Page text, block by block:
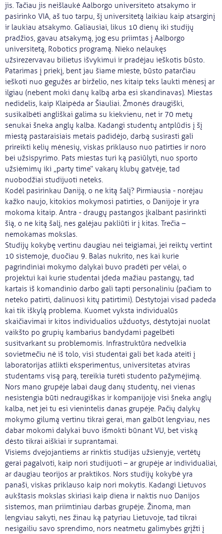
jis. Tačiau jis neišlaukė Aalborgo universiteto atsakymo ir
pasirinko VIA, aš tuo tarpu, šį universitetą laikiau kaip atsarginį
ir laukiau atsakymo. Galiausiai, likus 10 dienų iki studijų
pradžios, gavau atsakymą, jog esu priimtas į Aalborgo
universitetą, Robotics programą. Nieko nelaukęs
užsirezervavau bilietus išvykimui ir pradėjau ieškotis būsto.
Patarimas į priekį, bent jau šiame mieste, būsto patarčiau
ieškoti nuo gegužės ar birželio, nes kitaip teks laukti mėnesį ar
ilgiau (nebent moki danų kalbą arba esi skandinavas). Miestas
nedidelis, kaip Klaipėda ar Šiauliai. Žmonės draugiški,
susikalbėti angliškai galima su kiekvienu, net ir 70 metų
senukai šneka anglų kalba. Kadangi studentų antplūdis į šį
miestą pastaraisiais metais padidėjo, darbą susirasti gali
prireikti kelių mėnesių, viskas priklauso nuo patirties ir noro
bei užsispyrimo. Pats miestas turi ką pasiūlyti, nuo sporto
užsiėmimų iki „party time“ vakarų klubų gatvėje, tad
nuobodžiai studijuoti neteks.
Kodėl pasirinkau Daniją, o ne kitą šalį? Pirmiausia - norėjau
kažko naujo, kitokios mokymosi patirties, o Danijoje ir yra
mokoma kitaip. Antra - draugų pastangos įkalbant pasirinkti
šią, o ne kitą šalį, nes galėjau pakliūti ir į kitas. Trečia –
nemokamas mokslas.
Studijų kokybę vertinu daugiau nei teigiamai, jei reiktų vertint
10 sistemoje, duočiau 9. Balas nukrito, nes kai kurie
pagrindiniai mokymo dalykai buvo pradėti per vėlai, o
projektui kai kurie studentai įdeda mažiau pastangų, tad
kartais iš komandinio darbo gali tapti personaliniu (pačiam to
neteko patirti, dalinuosi kitų patirtimi). Dėstytojai visad padeda
kai tik iškylą problema. Kuomet vyksta individualūs
skaičiavimai ir kitos individualios užduotys, dėstytojai nuolat
vaikšto po grupių kambarius bandydami pagelbėti
susitvarkant su problemomis. Infrastruktūra nedvelkia
sovietmečiu nė iš tolo, visi studentai gali bet kada ateiti į
laboratorijas atlikti eksperimentus, universitetas atviras
studentams visą parą, tereikia turėti studento pažymėjimą.
Nors mano grupėje labai daug danų studentų, nei vienas
nesistengia būti nedraugiškas ir kompanijoje visi šneka anglų
kalba, net jei tu esi vienintelis danas grupėje. Pačių dalykų
mokymo gilumą vertinu tikrai gerai, man galbūt lengviau, nes
dabar mokomi dalykai buvo išmokti būnant VU, bet viską
dėsto tikrai aiškiai ir suprantamai.
Visiems dvejojantiems ar rinktis studijas užsienyje, vertėtų
gerai pagalvoti, kaip nori studijuoti – ar grupėje ar individualiai,
ar daugiau teorijos ar praktikos. Nors studijų kokybė yra
panaši, viskas priklauso kaip nori mokytis. Kadangi Lietuvos
aukštasis mokslas skiriasi kaip diena ir naktis nuo Danijos
sistemos, man priimtiniau darbas grupėje. Žinoma, man
lengviau sakyti, nes žinau ką patyriau Lietuvoje, tad tikrai
nesigailiu savo sprendimo, nors neatmetu galimybės grįžti į